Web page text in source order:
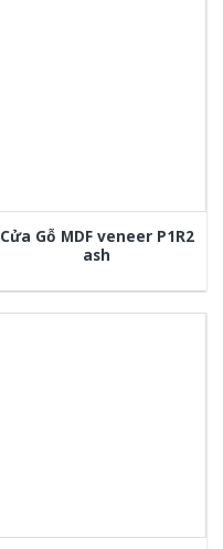
Cửa Gỗ MDF veneer P1R2
ash